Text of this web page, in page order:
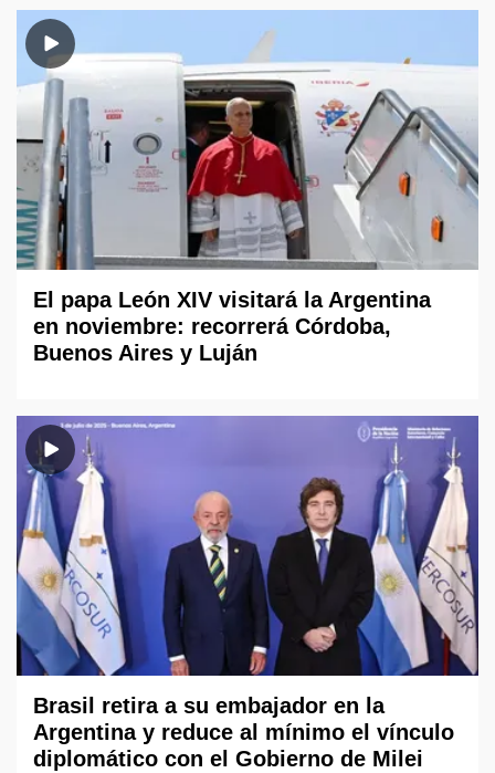
El papa León XIV visitará la Argentina
en noviembre: recorrerá Córdoba,
Buenos Aires y Luján
Brasil retira a su embajador en la
Argentina y reduce al mínimo el vínculo
diplomático con el Gobierno de Milei